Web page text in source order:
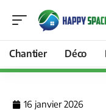
Chantier Déco
16 janvier 2026